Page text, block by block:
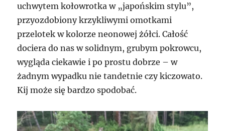
uchwytem kołowrotka w „japońskim stylu”,
przyozdobiony krzykliwymi omotkami
przelotek w kolorze neonowej żółci. Całość
dociera do nas w solidnym, grubym pokrowcu,
wygląda ciekawie i po prostu dobrze – w
żadnym wypadku nie tandetnie czy kiczowato.
Kij może się bardzo spodobać.